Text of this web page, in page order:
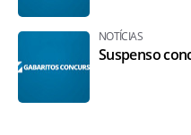
NOTÍCIAS
Suspenso